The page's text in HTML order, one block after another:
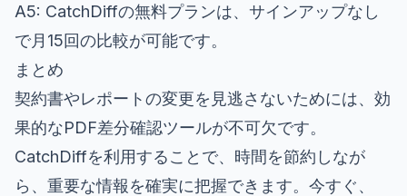
A5: CatchDiffの無料プランは、サインアップなし
で月15回の比較が可能です。
まとめ
契約書やレポートの変更を見逃さないためには、効
果的なPDF差分確認ツールが不可欠です。
CatchDiffを利用することで、時間を節約しなが
ら、重要な情報を確実に把握できます。今すぐ、